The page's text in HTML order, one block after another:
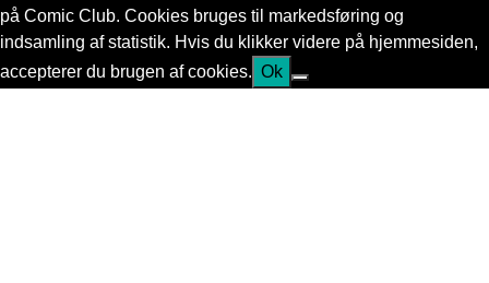
på Comic Club. Cookies bruges til markedsføring og
indsamling af statistik. Hvis du klikker videre på hjemmesiden,
accepterer du brugen af cookies. Ok